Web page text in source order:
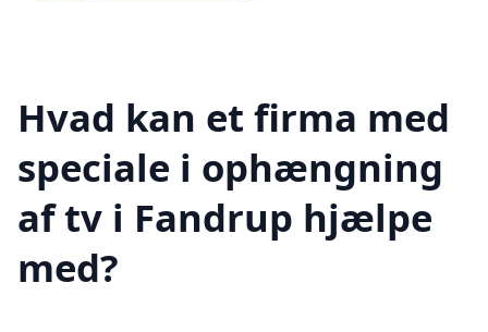
Hvad kan et firma med
speciale i ophængning
af tv i Fandrup hjælpe
med?